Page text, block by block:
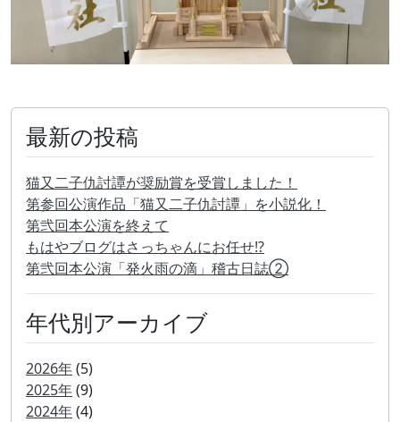
最新の投稿
猫又二子仇討譚が奨励賞を受賞しました！
第参回公演作品「猫又二子仇討譚」を小説化！
第弐回本公演を終えて
もはやブログはさっちゃんにお任せ!?
第弐回本公演「発火雨の滴」稽古日誌②
年代別アーカイブ
2026年(5)
2025年(9)
2024年(4)